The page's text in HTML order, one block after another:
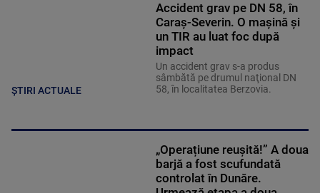
ȘTIRI ACTUALE
Accident grav pe DN 58, în
Caraș-Severin. O mașină și
un TIR au luat foc după
impact
Un accident grav s-a produs
sâmbătă pe drumul naţional DN
58, în localitatea Berzovia.
„Operațiune reușită!” A doua
barjă a fost scufundată
controlat în Dunăre.